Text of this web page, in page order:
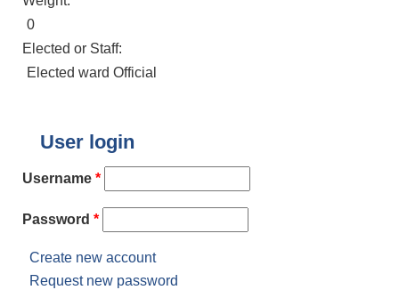
0
Elected or Staff:
Elected ward Official
User login
Username *
Password *
Create new account
Request new password